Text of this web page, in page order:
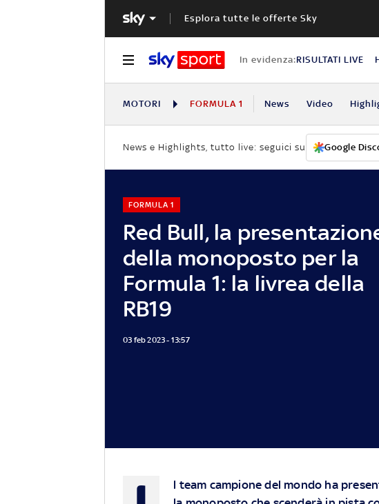
Esplora tutte le offerte Sky
In evidenza:RISULTATI LIVE
MOTORI FORMULA 1 News Video
News e Highlights, tutto live: seguici su Google
Red Bull, la
della monoposto per la
Formula 1: la livrea della
RB19
FORMULA 1
03 feb 2023 - 13:57
l team campione del mondo ha